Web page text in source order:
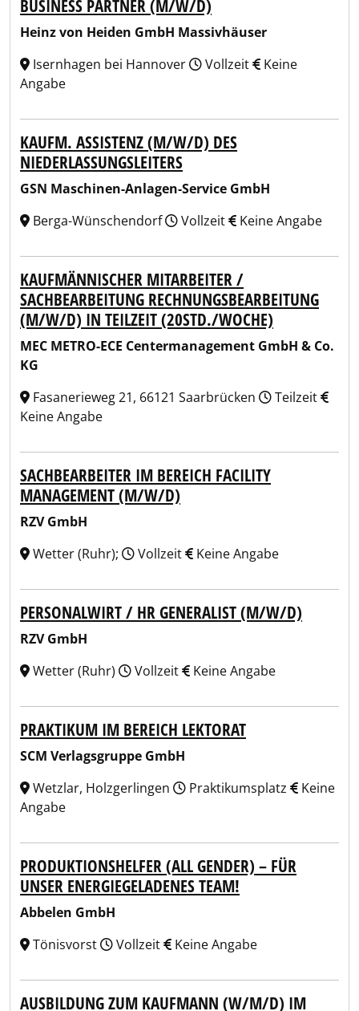
BUSINESS PARTNER (M/W/D)
Heinz von Heiden GmbH Massivhäuser
Isernhagen bei Hannover
Vollzeit
Keine
Angabe
KAUFM. ASSISTENZ (M/W/D) DES
NIEDERLASSUNGSLEITERS
GSN Maschinen-Anlagen-Service GmbH
Berga-Wünschendorf
Vollzeit Keine Angabe
KAUFMÄNNISCHER MITARBEITER /
SACHBEARBEITUNG RECHNUNGSBEARBEITUNG
(M/W/D) IN TEILZEIT (20STD./WOCHE)
MEC METRO-ECE Centermanagement GmbH & Co.
KG
Fasanerieweg 21, 66121 Saarbrücken
Teilzeit
Keine Angabe
SACHBEARBEITER IM BEREICH FACILITY
MANAGEMENT (M/W/D)
RZV GmbH
Wetter (Ruhr);
Vollzeit Keine Angabe
PERSONALWIRT / HR GENERALIST (M/W/D)
RZV GmbH
Wetter (Ruhr)
Vollzeit Keine Angabe
PRAKTIKUM IM BEREICH LEKTORAT
SCM Verlagsgruppe GmbH
Wetzlar, Holzgerlingen
Praktikumsplatz
Keine
Angabe
PRODUKTIONSHELFER (ALL GENDER) – FÜR
UNSER ENERGIEGELADENES TEAM!
Abbelen GmbH
Tönisvorst
Vollzeit Keine Angabe
AUSBILDUNG ZUM KAUFMANN (W/M/D) IM